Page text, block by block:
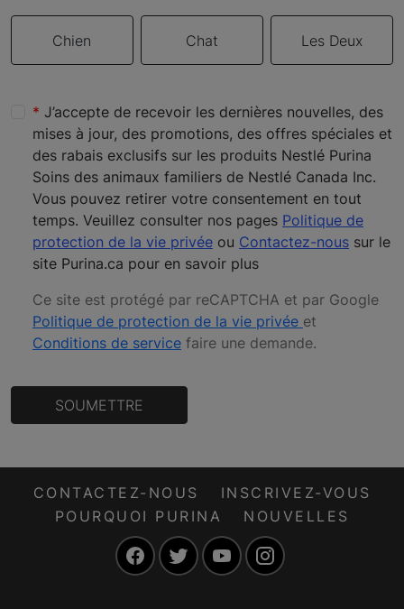
Chien Chat Les Deux
J’accepte de recevoir les dernières nouvelles, des
mises à jour, des promotions, des offres spéciales et
des rabais exclusifs sur les produits Nestlé Purina
Soins des animaux familiers de Nestlé Canada Inc.
Vous pouvez retirer votre consentement en tout
temps. Veuillez consulter nos pages Politique de
protection de la vie privée ou Contactez-nous sur le
site Purina.ca pour en savoir plus
Ce site est protégé par reCAPTCHA et par Google
Politique de protection de la vie privée et
Conditions de service faire une demande.
SOUMETTRE
CONTACTEZ-NOUS
INSCRIVEZ-VOUS
POURQUOI PURINA
NOUVELLES
FacebookTwitter YouTube